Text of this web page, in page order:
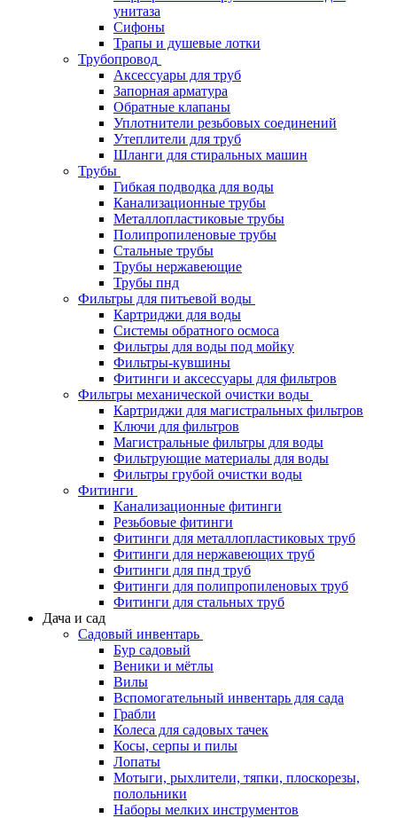
унитаза
Сифоны
Трапы и душевые лотки
Трубопровод
Аксессуары для труб
Запорная арматура
Обратные клапаны
Уплотнители резьбовых соединений
Утеплители для труб
Шланги для стиральных машин
Трубы
Гибкая подводка для воды
Канализационные трубы
Металлопластиковые трубы
Полипропиленовые трубы
Стальные трубы
Трубы нержавеющие
Трубы пнд
Фильтры для питьевой воды
Картриджи для воды
Системы обратного осмоса
Фильтры для воды под мойку
Фильтры-кувшины
Фитинги и аксессуары для фильтров
Фильтры механической очистки воды
Картриджи для магистральных фильтров
Ключи для фильтров
Магистральные фильтры для воды
Фильтрующие материалы для воды
Фильтры грубой очистки воды
Фитинги
Канализационные фитинги
Резьбовые фитинги
Фитинги для металлопластиковых труб
Фитинги для нержавеющих труб
Фитинги для пнд труб
Фитинги для полипропиленовых труб
Фитинги для стальных труб
Дача и сад
Садовый инвентарь
Бур садовый
Веники и мётлы
Вилы
Вспомогательный инвентарь для сада
Грабли
Колеса для садовых тачек
Косы, серпы и пилы
Лопаты
Мотыги, рыхлители, тяпки, плоскорезы,
полольники
Наборы мелких инструментов